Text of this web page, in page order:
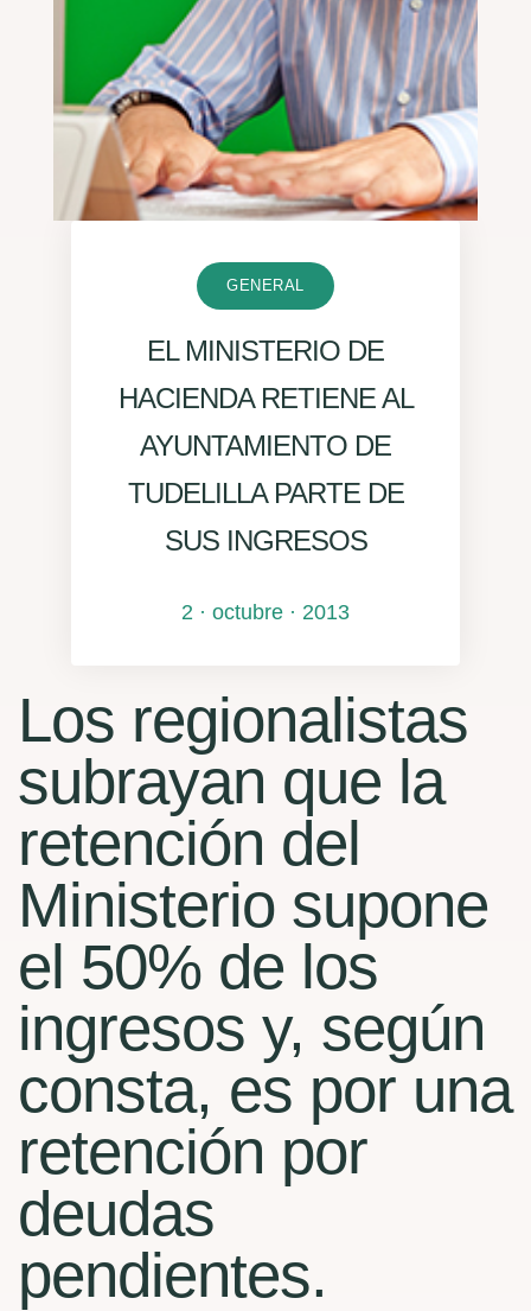
GENERAL
EL MINISTERIO DE
HACIENDA RETIENE AL
AYUNTAMIENTO DE
TUDELILLA PARTE DE
SUS INGRESOS
2 · octubre · 2013
Los regionalistas
subrayan que la
retención del
Ministerio supone
el 50% de los
ingresos y, según
consta, es por una
retención por
deudas
pendientes.